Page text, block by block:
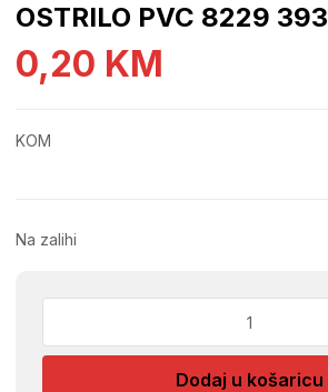
OSTRILO PVC 8229 393
0,20 KM
KOM
Na zalihi
8229
Dodaj u košaricu